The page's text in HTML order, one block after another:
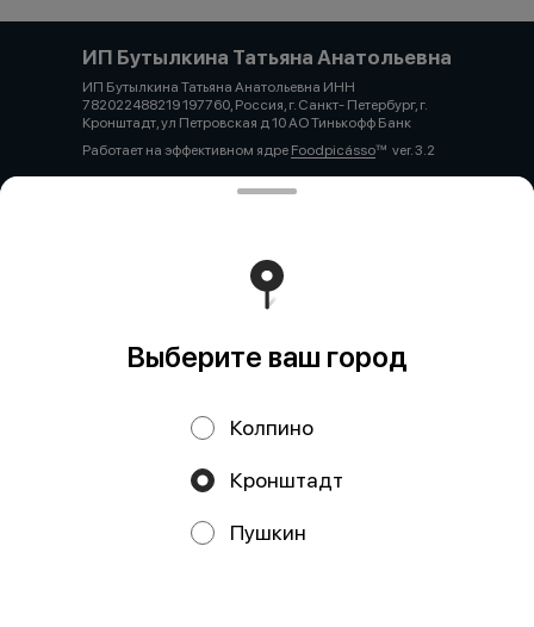
ИП Бутылкина Татьяна Анатольевна
ИП Бутылкина Татьяна Анатольевна ИНН
782022488219 197760, Россия, г. Санкт- Петербург, г.
Кронштадт, ул Петровская д 10 АО Тинькофф Банк
Работает на эффективном ядре Foodpicássover. 3.2
Политика конфиденциальности
Публичная оферта
Выберите ваш город
Колпино
Кронштадт
Пушкин